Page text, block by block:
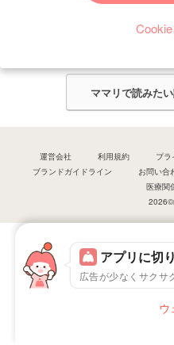
アプリに切
広告が少なくサクサ
ウ
今ママリで読みたい記事は何で
ママリ編集部がみなさんのご意見
ママリで読みた
運営会社 利用規約 プラ
ブランドガイドライン
お問い合
医療関